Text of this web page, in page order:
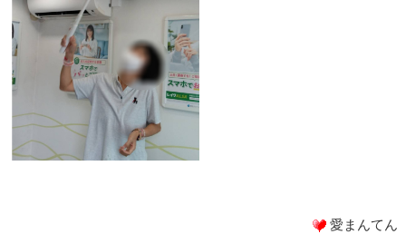
愛まんてん